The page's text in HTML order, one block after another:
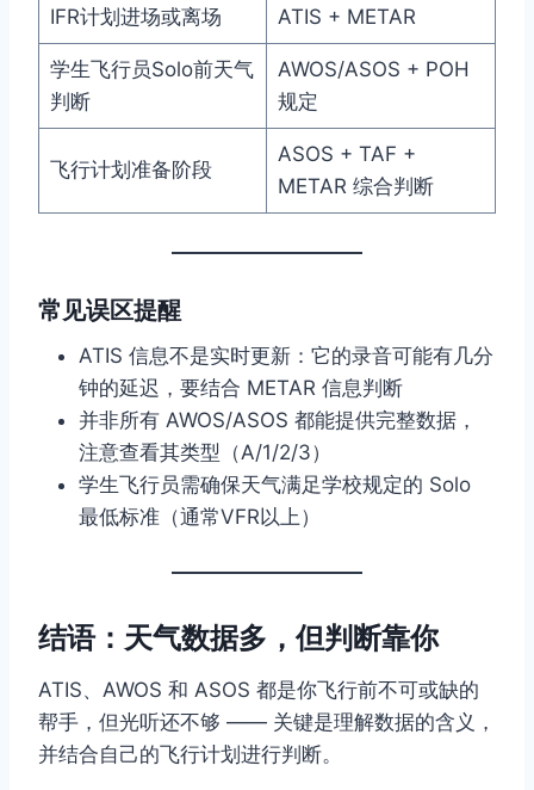
IFR计划进场或离场 ATIS + METAR
学生飞行员Solo前天气
判断
AWOS/ASOS + POH
规定
飞行计划准备阶段
ASOS + TAF +
METAR 综合判断
常见误区提醒
ATIS 信息不是实时更新：它的录音可能有几分
钟的延迟，要结合 METAR 信息判断
并非所有 AWOS/ASOS 都能提供完整数据，
注意查看其类型（A/1/2/3）
学生飞行员需确保天气满足学校规定的 Solo
最低标准（通常VFR以上）
结语：天气数据多，但判断靠你
ATIS、AWOS 和 ASOS 都是你飞行前不可或缺的
帮手，但光听还不够 —— 关键是理解数据的含义，
并结合自己的飞行计划进行判断。